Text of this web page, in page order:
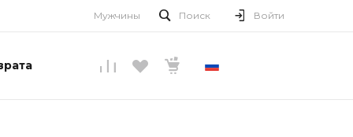
Мужчины Поиск Войти